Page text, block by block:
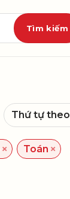
× Toán ×